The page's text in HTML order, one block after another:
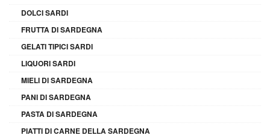
DOLCI SARDI
FRUTTA DI SARDEGNA
GELATI TIPICI SARDI
LIQUORI SARDI
MIELI DI SARDEGNA
PANI DI SARDEGNA
PASTA DI SARDEGNA
PIATTI DI CARNE DELLA SARDEGNA